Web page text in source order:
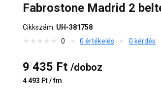
Fabrostone Madrid 2
Cikkszám: UH-381758
0
0 értékelés 0 kérdés
9 435 Ft /doboz
4 493 Ft / fm